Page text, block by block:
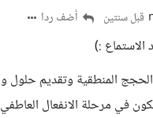
قبل سنتين أضف ردا
الاستماع :)
المنطقية وتقديم
في مرحلة الانفعال